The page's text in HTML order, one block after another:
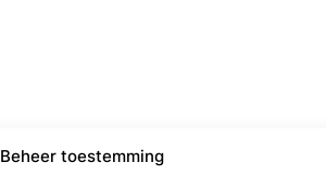
Beheer toestemming